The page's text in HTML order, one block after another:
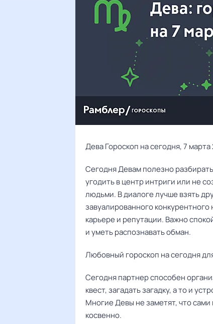
Дева Гороскоп на сегодня, 7 марта
Сегодня Девам полезно
угодить в центр интриги или не
людьми. В диалоге лучше взять
завуалированного
карьере и репутации. Важно
и уметь распознавать обман.
Любовный гороскоп на сегодня
Сегодня партнер способен
квест, загадать загадку, а то и
Многие Девы не заметят, что
косвенно.